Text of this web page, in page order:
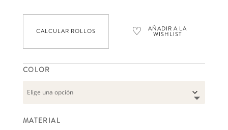
CALCULAR ROLLOS ♡ AÑADIR A LA
WISHLIST
COLOR
MATERIAL